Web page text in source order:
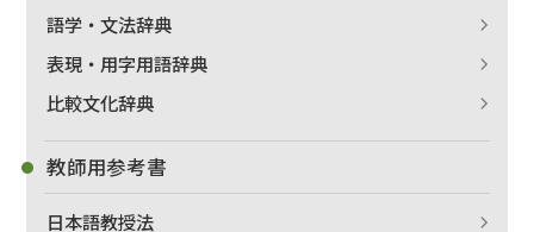
語学・文法辞典
表現・用字用語辞典
比較文化辞典
教師用参考書
日本語教授法